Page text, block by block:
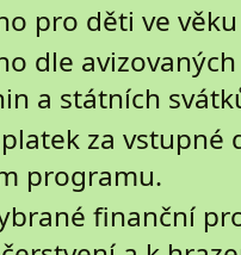
pro děti ve
dle
a státních
za vstupné
programu.
finanční